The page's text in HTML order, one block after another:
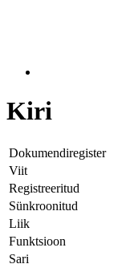
Kiri
Dokumendiregister
Viit
Registreeritud
Sünkroonitud
Liik
Funktsioon
Sari